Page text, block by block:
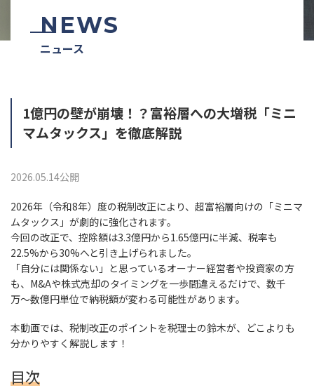
NEWS
ニュース
1億円の壁が崩壊！？富裕層への大増税「ミニ
マムタックス」を徹底解説
2026.05.14公開
2026年（令和8年）度の税制改正により、超富裕層向けの「ミニマ
ムタックス」が劇的に強化されます。
今回の改正で、控除額は3.3億円から1.65億円に半減、税率も
22.5%から30%へと引き上げられました。
「自分には関係ない」と思っているオーナー経営者や投資家の方
も、M&Aや株式売却のタイミングを一歩間違えるだけで、数千
万〜数億円単位で納税額が変わる可能性があります。
本動画では、税制改正のポイントを税理士の鈴木が、どこよりも
分かりやすく解説します！
目次